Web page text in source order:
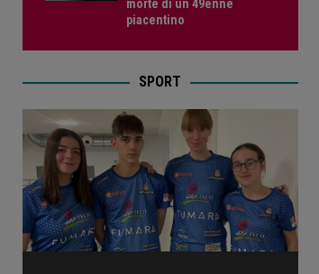
morte di un 49enne
piacentino
SPORT